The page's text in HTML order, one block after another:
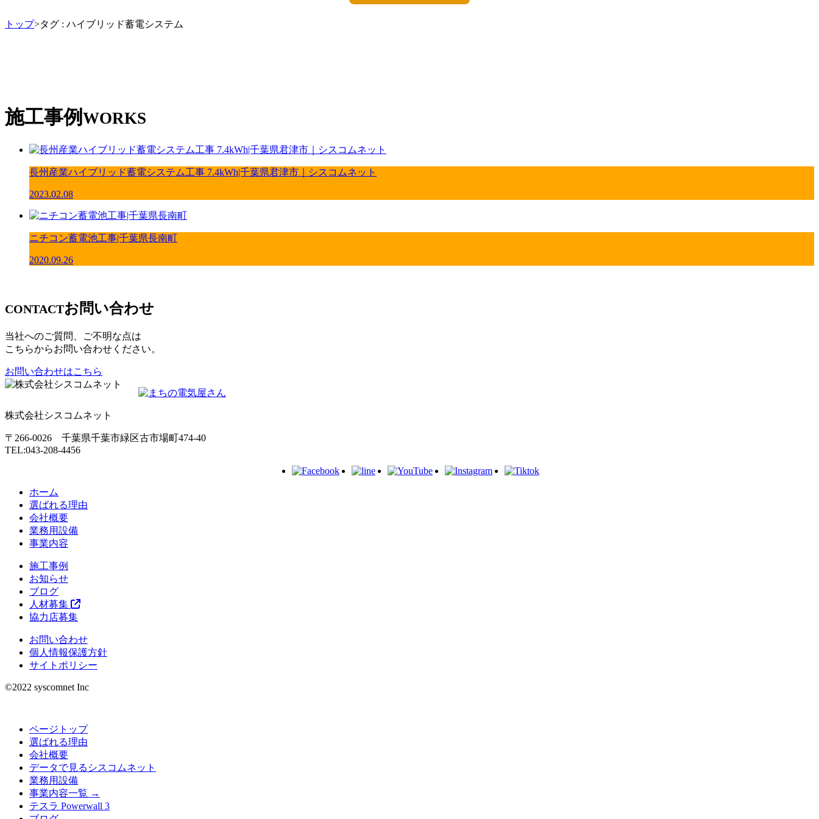
トップ>タグ : ハイブリッド蓄電システム
施工事例 WORKS
長州産業ハイブリッド蓄電システム工事 7.4kWh|千葉県君津市｜シスコムネット
2023.02.08
ニチコン蓄電池工事|千葉県長南町
2020.09.26
CONTACTお問い合わせ
当社へのご質問、ご不明な点は
こちらからお問い合わせください。
お問い合わせはこちら
株式会社シスコムネット
〒266-0026 千葉県千葉市緑区古市場町474-40
TEL:043-208-4456
ホーム
選ばれる理由
会社概要
業務用設備
事業内容
施工事例
お知らせ
ブログ
人材募集
協力店募集
お問い合わせ
個人情報保護方針
サイトポリシー
©︎2022 syscomnet Inc
ページトップ
選ばれる理由
会社概要
データで見るシスコムネット
業務用設備
事業内容一覧 →
テスラ Powerwall 3